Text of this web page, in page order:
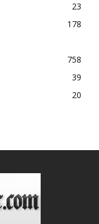
23
178
758
39
20